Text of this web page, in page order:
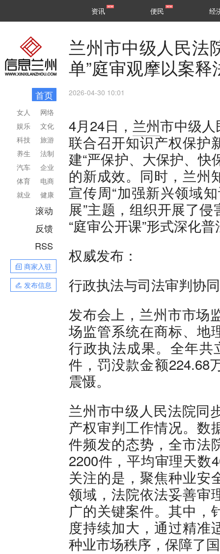
区县
资讯 便民 经
首页
网络
文化
旅游
法制
企业
电商
健康
女人
娱乐
科技
养生
汽车
体育
就业
滚动
反馈
RSS
商家入驻
发布信息
兰州市中级人民法
单”庭审观摩以案释
2026-04-30 10:01
4月24日， 兰州市中级
联合召开知识产权保护
建“严保护、大保护、快
的新成效。同时，兰州
宣传周“加强新兴领域
展”主题，组织开展了
“庭审公开课”形式深化
权威发布：
行政执法与司法审判协
发布会上，兰州市市场
场监管系统在商标、地
行政执法成果。全年共
件，罚没款金额224.68
震慑。
兰州市中级人民法院同
产权审判工作情况。数
件频发的态势，全市法
2200件，平均审理天数
关注的是，聚焦种业安
领域，法院依法妥善审
广的关键案件。其中，
度持续加大，通过精准
种业市场秩序，保障了